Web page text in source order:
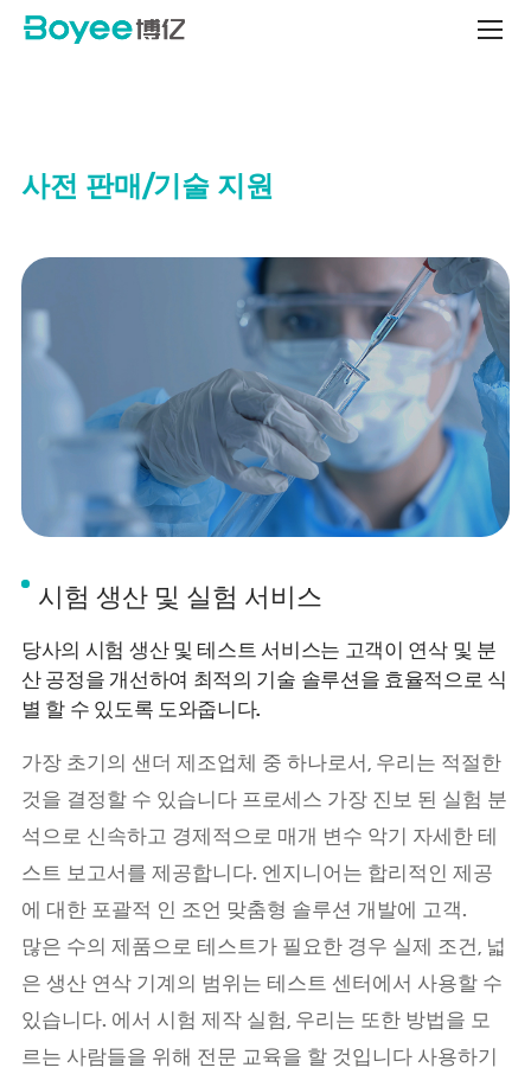
Technical
Support
사전 판매/기술 지원
시험 생산 및 실험 서비스
당사의 시험 생산 및 테스트 서비스는 고객이 연삭 및 분
산 공정을 개선하여 최적의 기술 솔루션을 효율적으로 식
별 할 수 있도록 도와줍니다.
가장 초기의 샌더 제조업체 중 하나로서, 우리는 적절한
것을 결정할 수 있습니다 프로세스 가장 진보 된 실험 분
석으로 신속하고 경제적으로 매개 변수 악기 자세한 테
스트 보고서를 제공합니다. 엔지니어는 합리적인 제공
에 대한 포괄적 인 조언 맞춤형 솔루션 개발에 고객.
많은 수의 제품으로 테스트가 필요한 경우 실제 조건, 넓
은 생산 연삭 기계의 범위는 테스트 센터에서 사용할 수
있습니다. 에서 시험 제작 실험, 우리는 또한 방법을 모
르는 사람들을 위해 전문 교육을 할 것입니다 사용하기